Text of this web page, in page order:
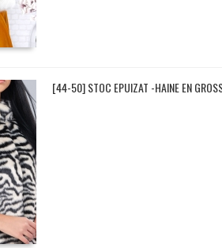
[44-50] STOC EPUIZAT -HAINE EN